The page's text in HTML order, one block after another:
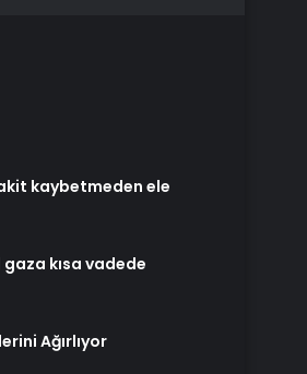
kaybetmeden ele
kısa vadede
Ağırlıyor